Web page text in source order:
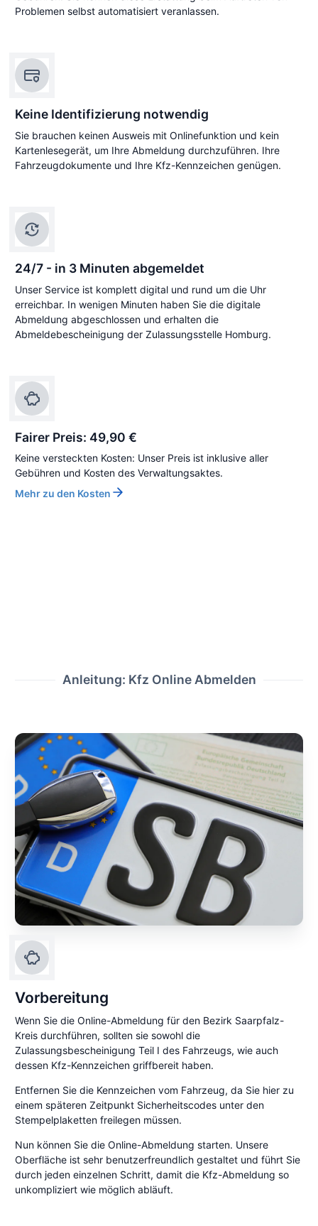
Problemen selbst automatisiert veranlassen.
Keine Identifizierung notwendig
Sie brauchen keinen Ausweis mit Onlinefunktion und kein
Kartenlesegerät, um Ihre Abmeldung durchzuführen. Ihre
Fahrzeugdokumente und Ihre Kfz-Kennzeichen genügen.
24/7 - in 3 Minuten abgemeldet
Unser Service ist komplett digital und rund um die Uhr
erreichbar. In wenigen Minuten haben Sie die digitale
Abmeldung abgeschlossen und erhalten die
Abmeldebescheinigung der Zulassungsstelle Homburg.
Fairer Preis: 49,90 €
Keine versteckten Kosten: Unser Preis ist inklusive aller
Gebühren und Kosten des Verwaltungsaktes.
Mehr zu den Kosten
Anleitung: Kfz Online Abmelden
Vorbereitung
Wenn Sie die Online-Abmeldung für den Bezirk Saarpfalz-
Kreis durchführen, sollten sie sowohl die
Zulassungsbescheinigung Teil I des Fahrzeugs, wie auch
dessen Kfz-Kennzeichen griffbereit haben.
Entfernen Sie die Kennzeichen vom Fahrzeug, da Sie hier zu
einem späteren Zeitpunkt Sicherheitscodes unter den
Stempelplaketten freilegen müssen.
Nun können Sie die Online-Abmeldung starten. Unsere
Oberfläche ist sehr benutzerfreundlich gestaltet und führt Sie
durch jeden einzelnen Schritt, damit die Kfz-Abmeldung so
unkompliziert wie möglich abläuft.